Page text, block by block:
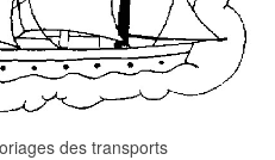
des transports